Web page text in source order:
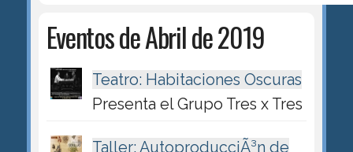
Eventos de Abril de 2019
Teatro: Habitaciones Oscuras
Presenta el Grupo Tres x Tres
Taller: AutoproducciÃ³n de